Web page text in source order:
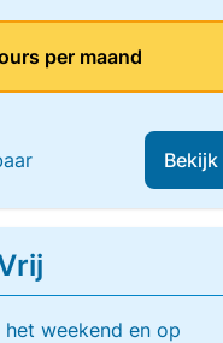
per maand
Bekijk
weekend en op